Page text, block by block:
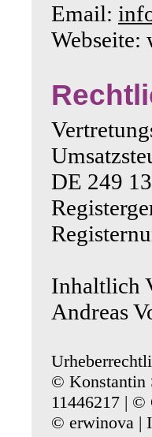
Email:
Webseite:
DE 249
Inhaltlich
Andreas
© Konstantin
11446217 |
© erwinova |